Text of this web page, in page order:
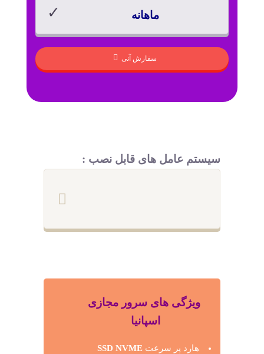
ماهانه
سفارش آنی
سیستم عامل های قابل نصب :
ویژگی های سرور مجازی
اسپانیا
هارد پر سرعت SSD NVME